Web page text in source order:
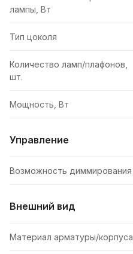
лампы, Вт
Тип цоколя
Количество ламп/плафонов,
шт.
Мощность, Вт
Управление
Возможность диммирования
Внешний вид
Материал арматуры/корпуса